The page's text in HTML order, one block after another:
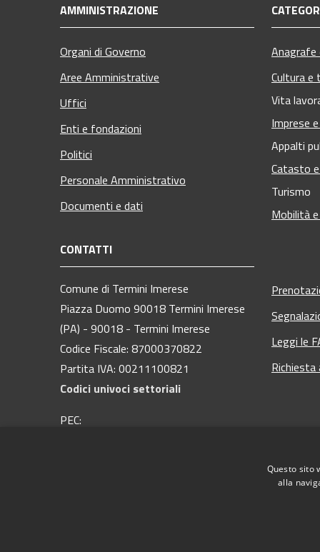
AMMINISTRAZIONE
Organi di Governo
Aree Amministrative
Uffici
Enti e fondazioni
Politici
Personale Amministrativo
Documenti e dati
Cultura e
Vita
Imprese
Appalti
Catasto
Turismo
Mobilità
CONTATTI
Comune di Termini Imerese
Piazza Duomo 90018 Termini Imerese
(PA) - 90018 - Termini Imerese
Codice Fiscale: 87000370822
Partita IVA: 00211100821
Codici univoci settoriali
PEC:
Leggi le
Questo sito
alla